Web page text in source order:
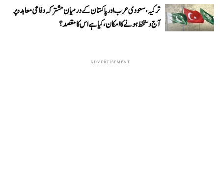
ترکیہ، سعودی عرب اور پاکستان کے درمیان مشترکہ دفاعی معاہدہ پر
آج دستخط ہونے کا امکان، کیا ہے اس کا مقصد؟
ADVERTISEMENT